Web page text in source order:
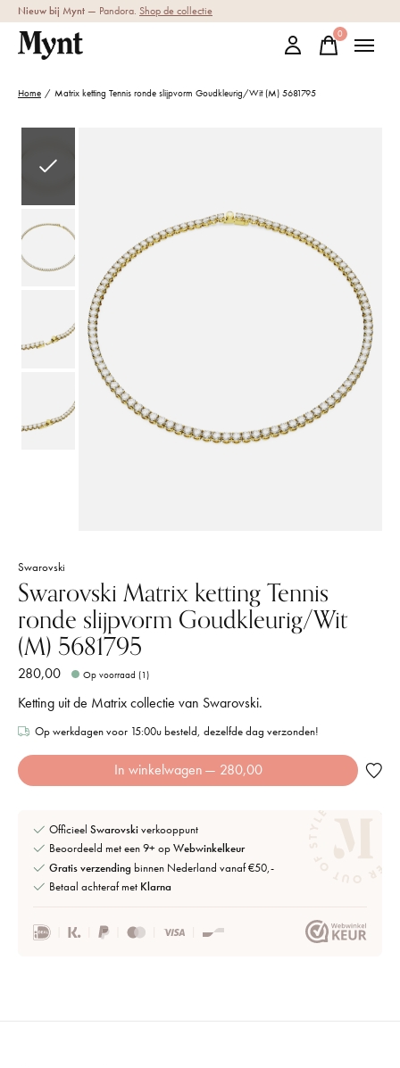
Nieuw bij Mynt — Pandora. Shop de collectie
0items
Home / Matrix ketting Tennis ronde slijpvorm Goudkleurig/Wit (M) 5681795
Swarovski
Swarovski Matrix ketting Tennis
ronde slijpvorm Goudkleurig/Wit
(M) 5681795
280,00 Op voorraad (1)
Ketting uit de Matrix collectie van Swarovski.
Op werkdagen voor 15:00u besteld, dezelfde dag verzonden!
In winkelwagen — 280,00
Officieel Swarovskiverkooppunt
Beoordeeld met een 9+ opWebwinkelkeur
Gratis verzending binnen Nederland vanaf €50,-
Betaal achteraf met Klarna